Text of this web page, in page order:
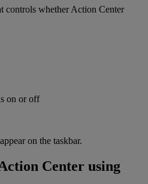
controls whether Action Center
on or off
on the taskbar.
Center using